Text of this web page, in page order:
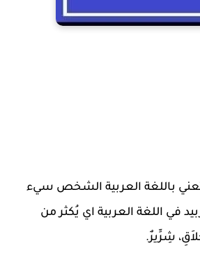
باللغة العربية الشخص سيء
في اللغة العربية اي يُكثر من
شِرِّيرٌ.